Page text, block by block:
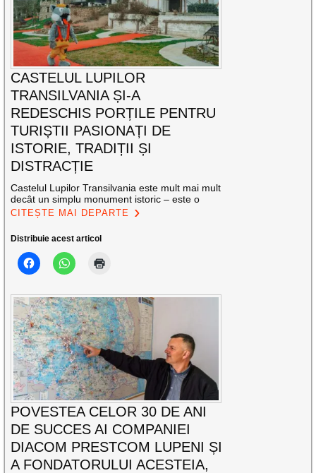
CASTELUL LUPILOR
TRANSILVANIA ȘI-A
REDESCHIS PORȚILE PENTRU
TURIȘTII PASIONAȚI DE
ISTORIE, TRADIȚII ȘI
DISTRACȚIE
Castelul Lupilor Transilvania este mult mai mult
decât un simplu monument istoric – este o
CITEȘTE MAI DEPARTE
Distribuie acest articol
POVESTEA CELOR 30 DE ANI
DE SUCCES AI COMPANIEI
DIACOM PRESTCOM LUPENI ȘI
A FONDATORULUI ACESTEIA,